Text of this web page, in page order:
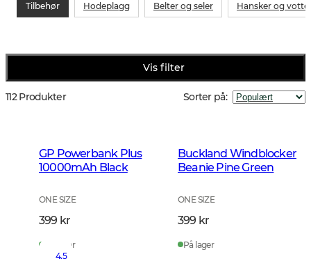
Tilbehør Hodeplagg Belter og seler Hansker og
Vis filter
112 Produkter Sorter på:
GP Powerbank Plus
10000mAh Black
ONE SIZE
399 kr
På lager
Buckland Windblocker
Beanie Pine Green
ONE SIZE
399 kr
På lager
4.5